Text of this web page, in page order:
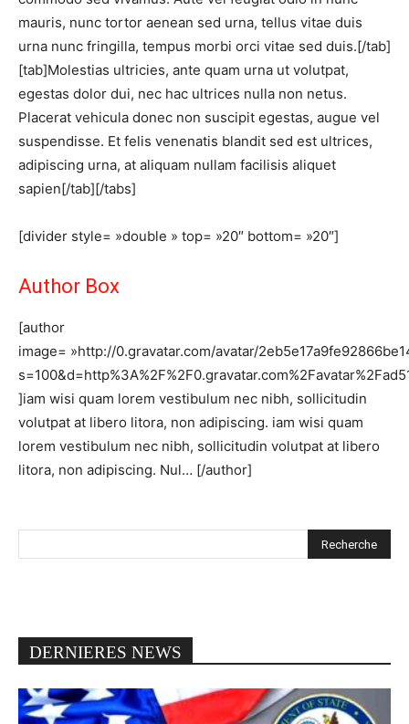
mauris, nunc tortor aenean sed urna, tellus vitae duis
urna nunc fringilla, tempus morbi orci vitae sed duis.[/tab]
[tab]Molestias ultricies, ante quam urna ut volutpat,
egestas dolor dui, nec hac ultrices nulla non netus.
Placerat vehicula donec non suscipit egestas, augue vel
suspendisse. Et felis venenatis blandit sed est ultrices,
adipiscing urna, at aliquam nullam facilisis aliquet
sapien[/tab][/tabs]
[divider style= »double » top= »20″ bottom= »20″]
Author Box
[author
image= »http://0.gravatar.com/avatar/
]iam wisi quam lorem vestibulum nec nibh, sollicitudin
volutpat at libero litora, non adipiscing. iam wisi quam
lorem vestibulum nec nibh, sollicitudin volutpat at libero
litora, non adipiscing. Nul… [/author]
DERNIERES NEWS